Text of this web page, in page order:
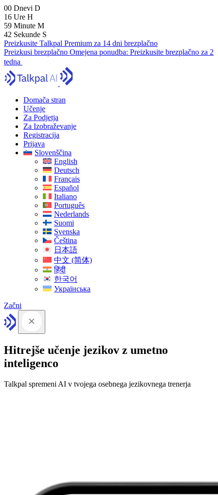
00 Dnevi D
16 Ure H
59 Minute M
41 Sekunde S
Preizkusite Talkpal Premium za 14 dni brezplačno
Preizkusi brezplačno Omejena ponudba: Preizkusite brezplačno za 2
tedna
Domača stran
Učenje
Za Podjetja
Za Izobraževanje
Registracija
Prijava
Slovenščina
English
Deutsch
Français
Español
Italiano
Português
Nederlands
Suomi
Svenska
Čeština
日本語
中文 (简体)
हिंदी
한국어
Українська
Začni
Hitrejše učenje jezikov z umetno
inteligenco
Talkpal spremeni AI v tvojega osebnega jezikovnega trenerja